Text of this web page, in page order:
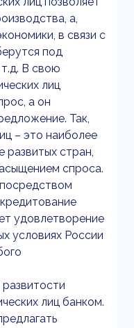
а,
в связи с
под
т.д. В свою
лиц
а он
Так,
– это наиболее
развитых стран,
спроса.
удовлетворение
условиях России
лиц банком.